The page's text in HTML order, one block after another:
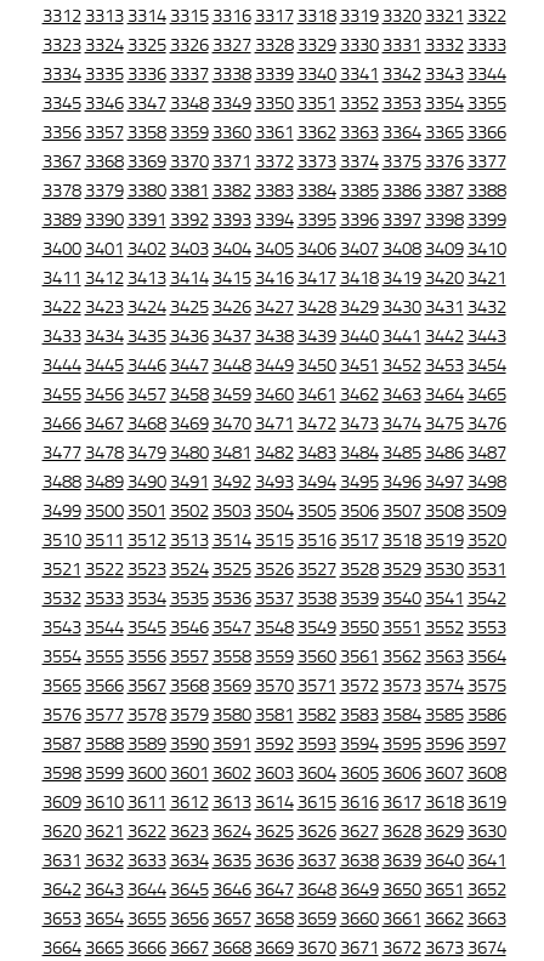
3312 3313 3314 3315 3316 3317 3318 3319 3320 3321 3322
3323 3324 3325 3326 3327 3328 3329 3330 3331 3332 3333
3334 3335 3336 3337 3338 3339 3340 3341 3342 3343 3344
3345 3346 3347 3348 3349 3350 3351 3352 3353 3354 3355
3356 3357 3358 3359 3360 3361 3362 3363 3364 3365 3366
3367 3368 3369 3370 3371 3372 3373 3374 3375 3376 3377
3378 3379 3380 3381 3382 3383 3384 3385 3386 3387 3388
3389 3390 3391 3392 3393 3394 3395 3396 3397 3398 3399
3400 3401 3402 3403 3404 3405 3406 3407 3408 3409 3410
3411 3412 3413 3414 3415 3416 3417 3418 3419 3420 3421
3422 3423 3424 3425 3426 3427 3428 3429 3430 3431 3432
3433 3434 3435 3436 3437 3438 3439 3440 3441 3442 3443
3444 3445 3446 3447 3448 3449 3450 3451 3452 3453 3454
3455 3456 3457 3458 3459 3460 3461 3462 3463 3464 3465
3466 3467 3468 3469 3470 3471 3472 3473 3474 3475 3476
3477 3478 3479 3480 3481 3482 3483 3484 3485 3486 3487
3488 3489 3490 3491 3492 3493 3494 3495 3496 3497 3498
3499 3500 3501 3502 3503 3504 3505 3506 3507 3508 3509
3510 3511 3512 3513 3514 3515 3516 3517 3518 3519 3520
3521 3522 3523 3524 3525 3526 3527 3528 3529 3530 3531
3532 3533 3534 3535 3536 3537 3538 3539 3540 3541 3542
3543 3544 3545 3546 3547 3548 3549 3550 3551 3552 3553
3554 3555 3556 3557 3558 3559 3560 3561 3562 3563 3564
3565 3566 3567 3568 3569 3570 3571 3572 3573 3574 3575
3576 3577 3578 3579 3580 3581 3582 3583 3584 3585 3586
3587 3588 3589 3590 3591 3592 3593 3594 3595 3596 3597
3598 3599 3600 3601 3602 3603 3604 3605 3606 3607 3608
3609 3610 3611 3612 3613 3614 3615 3616 3617 3618 3619
3620 3621 3622 3623 3624 3625 3626 3627 3628 3629 3630
3631 3632 3633 3634 3635 3636 3637 3638 3639 3640 3641
3642 3643 3644 3645 3646 3647 3648 3649 3650 3651 3652
3653 3654 3655 3656 3657 3658 3659 3660 3661 3662 3663
3664 3665 3666 3667 3668 3669 3670 3671 3672 3673 3674